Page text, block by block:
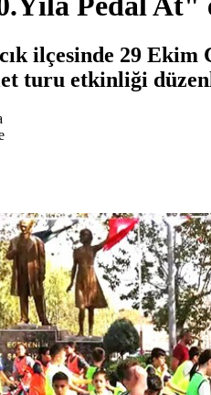
ilçesinde 29 Ekim
turu etkinliği